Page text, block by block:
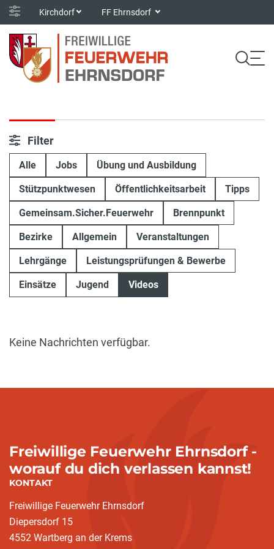
Kirchdorf FF Ehrnsdorf
Filter
Alle Jobs Übung und Ausbildung
Stützpunktwesen Öffentlichkeitsarbeit Tipps
Gemeinsam.Sicher.Feuerwehr Brennpunkt
Bezirke Allgemein Veranstaltungen
Lehrgänge Leistungsprüfungen & Bewerbe
Einsätze Jugend Videos
Keine Nachrichten verfügbar.
Freiwillige Feuerwehr Ehrnsdorf -
worauf du dich verlassen kannst!
KONTAKT
Freiwillige Feuerwehr Ehrnsdorf
Diepersdorf 15
4552 Wartberg an der Krems